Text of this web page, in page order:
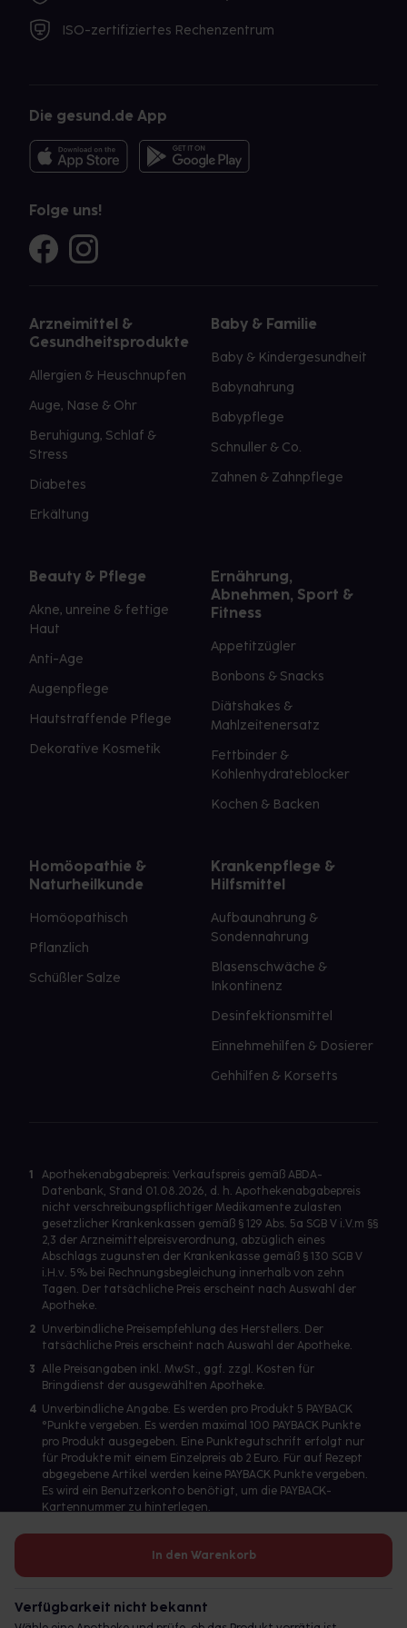
In den Warenkorb
Verfügbarkeit nicht bekannt
ISO-zertifiziertes Rechenzentrum
Die gesund.de App
Folge uns!
Arzneimittel &
Gesundheitsprodukte
Allergien & Heuschnupfen
Auge, Nase & Ohr
Beruhigung, Schlaf &
Stress
Diabetes
Erkältung
Baby & Familie
Baby & Kindergesundheit
Babynahrung
Babypflege
Schnuller & Co.
Zahnen & Zahnpflege
Beauty & Pflege
Akne, unreine & fettige
Haut
Anti-Age
Augenpflege
Hautstraffende Pflege
Dekorative Kosmetik
Ernährung,
Abnehmen, Sport &
Fitness
Appetitzügler
Bonbons & Snacks
Diätshakes &
Mahlzeitenersatz
Fettbinder &
Kohlenhydrateblocker
Kochen & Backen
Homöopathie &
Naturheilkunde
Homöopathisch
Pflanzlich
Schüßler Salze
Krankenpflege &
Hilfsmittel
Aufbaunahrung &
Sondennahrung
Blasenschwäche &
Inkontinenz
Desinfektionsmittel
Einnehmehilfen & Dosierer
Gehhilfen & Korsetts
1
Apothekenabgabepreis: Verkaufspreis gemäß ABDA-
Datenbank, Stand 01.08.2026, d. h. Apothekenabgabepreis
nicht verschreibungspflichtiger Medikamente zulasten
gesetzlicher Krankenkassen gemäß § 129 Abs. 5a SGB V i.V.m §§
2,3 der Arzneimittelpreisverordnung, abzüglich eines
Abschlags zugunsten der Krankenkasse gemäß § 130 SGB V
i.H.v. 5% bei Rechnungsbegleichung innerhalb von zehn
Tagen. Der tatsächliche Preis erscheint nach Auswahl der
Apotheke.
2 Unverbindliche Preisempfehlung des Herstellers. Der
tatsächliche Preis erscheint nach Auswahl der Apotheke.
3 Alle Preisangaben inkl. MwSt., ggf. zzgl. Kosten für
Bringdienst der ausgewählten Apotheke.
4 Unverbindliche Angabe. Es werden pro Produkt 5 PAYBACK
°Punkte vergeben. Es werden maximal 100 PAYBACK Punkte
pro Produkt ausgegeben. Eine Punktegutschrift erfolgt nur
für Produkte mit einem Einzelpreis ab 2 Euro. Für auf Rezept
abgegebene Artikel werden keine PAYBACK Punkte vergeben.
Es wird ein Benutzerkonto benötigt, um die PAYBACK-
Kartennummer zu hinterlegen.
Betreiber des Portals und verantwortlich: gesund.de GmbH &
© 2026 gesund.de GmbH & Co. KG